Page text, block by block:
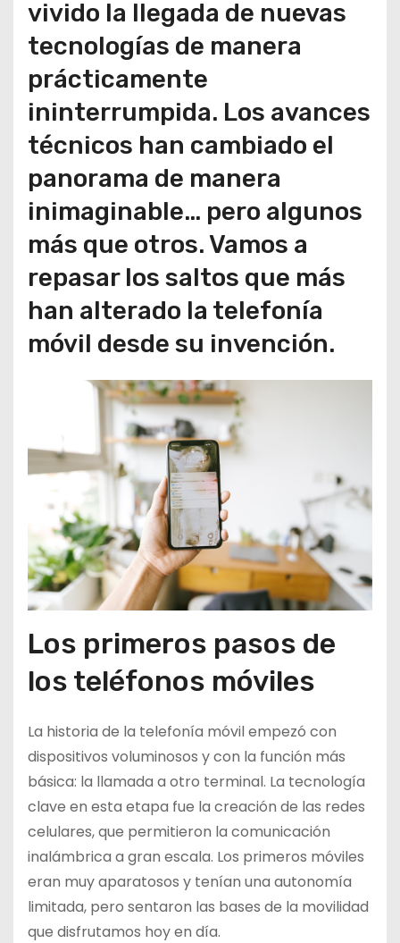
vivido la llegada de nuevas
tecnologías de manera
prácticamente
ininterrumpida. Los avances
técnicos han cambiado el
panorama de manera
inimaginable… pero algunos
más que otros. Vamos a
repasar los saltos que más
han alterado la telefonía
móvil desde su invención.
Los primeros pasos de
los teléfonos móviles
La historia de la telefonía móvil empezó con
dispositivos voluminosos y con la función más
básica: la llamada a otro terminal. La tecnología
clave en esta etapa fue la creación de las redes
celulares, que permitieron la comunicación
inalámbrica a gran escala. Los primeros móviles
eran muy aparatosos y tenían una autonomía
limitada, pero sentaron las bases de la movilidad
que disfrutamos hoy en día.